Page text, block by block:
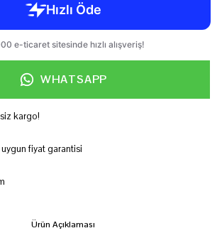
WHATSAPP
kargo!
fiyat garantisi
Ürün Açıklaması